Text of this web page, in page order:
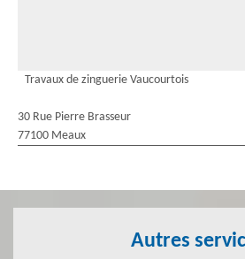
Travaux de zinguerie Vaucourtois
30 Rue Pierre Brasseur
77100 Meaux
Autres